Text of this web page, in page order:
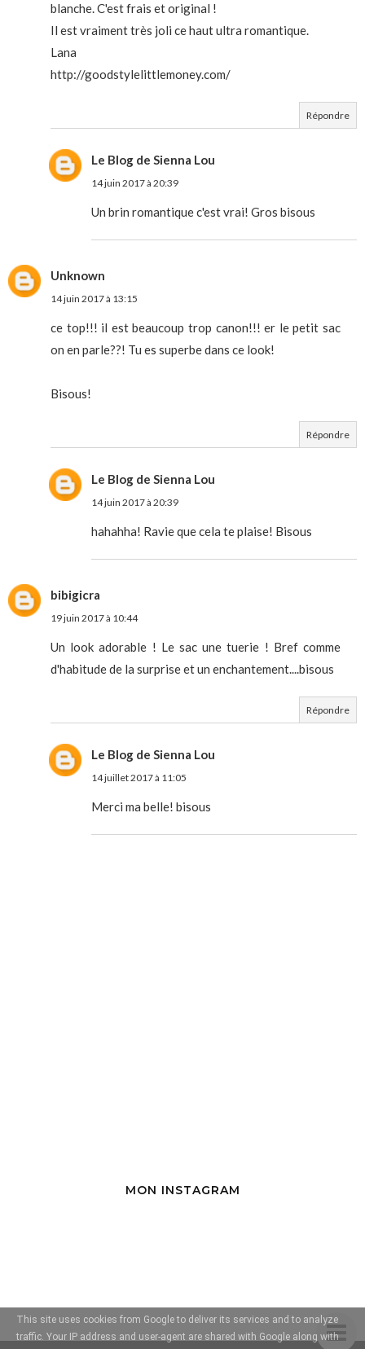
blanche. C'est frais et original !
Il est vraiment très joli ce haut ultra romantique.
Lana
http://goodstylelittlemoney.com/
Répondre
Le Blog de Sienna Lou
14 juin 2017 à 20:39
Un brin romantique c'est vrai! Gros bisous
Unknown
14 juin 2017 à 13:15
ce top!!! il est beaucoup trop canon!!! er le petit sac
on en parle??! Tu es superbe dans ce look!
Bisous!
Répondre
Le Blog de Sienna Lou
14 juin 2017 à 20:39
hahahha! Ravie que cela te plaise! Bisous
bibigicra
19 juin 2017 à 10:44
Un look adorable ! Le sac une tuerie ! Bref comme
d'habitude de la surprise et un enchantement....bisous
Répondre
Le Blog de Sienna Lou
14 juillet 2017 à 11:05
Merci ma belle! bisous
MON INSTAGRAM
This site uses cookies from Google to deliver its services and to analyze
traffic. Your IP address and user-agent are shared with Google along with